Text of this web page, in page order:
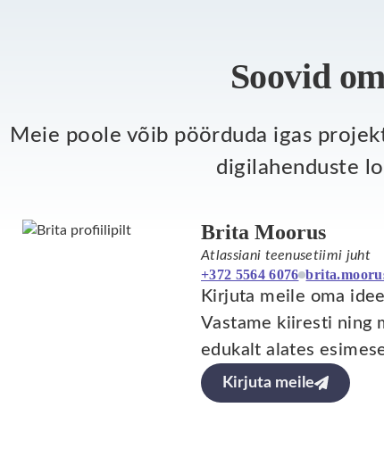
Soovid
Meie poole võib pöörduda igas
digilahenduste
Brita Moorus
Atlassiani teenusetiimi juht
+372 5564 6076
Kirjuta meile oma
Vastame kiiresti ning
edukalt alates
Kirjuta meile